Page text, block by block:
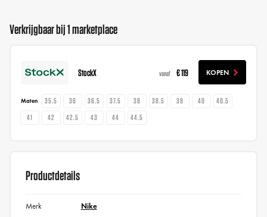
Verkrijgbaar bij 1 marketplace
StockX vanaf € 119 KOPEN
Maten 35.5 36 36.5 37.5 38 38.5 39 40
40.5
41
42 42.5 43 44 44.5
Productdetails
Merk Nike